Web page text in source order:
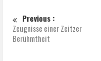
Previous :
Zeugnisse einer Zeitzer
Berühmtheit